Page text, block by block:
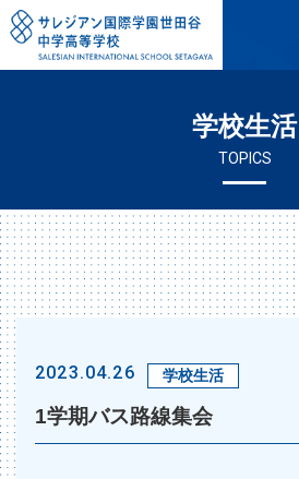
学校生活
TOPICS
2023.04.26 学校生活
1学期バス路線集会